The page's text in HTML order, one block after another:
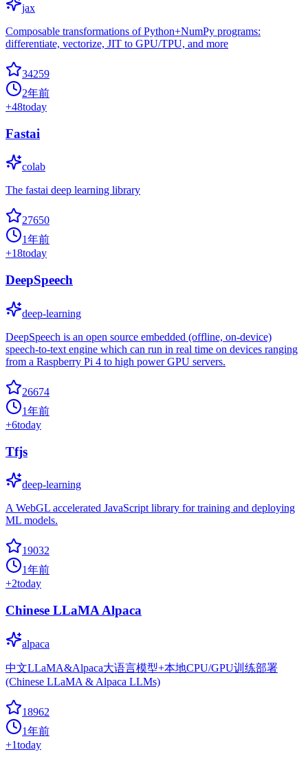
jax
Composable transformations of Python+NumPy programs:
differentiate, vectorize, JIT to GPU/TPU, and more
34259
2年前
+48today
Fastai
colab
The fastai deep learning library
27650
1年前
+18today
DeepSpeech
deep-learning
DeepSpeech is an open source embedded (offline, on-device)
speech-to-text engine which can run in real time on devices ranging
from a Raspberry Pi 4 to high power GPU servers.
26674
1年前
+6today
Tfjs
deep-learning
A WebGL accelerated JavaScript library for training and deploying
ML models.
19032
1年前
+2today
Chinese LLaMA Alpaca
alpaca
中文LLaMA&Alpaca大语言模型+本地CPU/GPU训练部署
(Chinese LLaMA & Alpaca LLMs)
18962
1年前
+1today